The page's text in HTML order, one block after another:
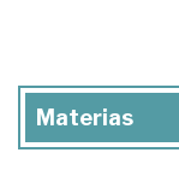
Materias